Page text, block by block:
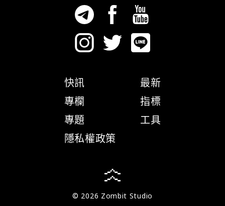
快訊
專欄
專題
隱私權政策
最新
指標
工具
© 2026 Zombit Studio